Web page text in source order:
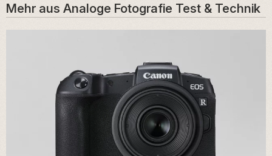
Mehr aus Analoge Fotografie Test & Technik